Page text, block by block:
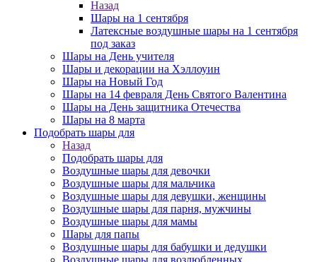
Назад
Шары на 1 сентября
Латексные воздушные шары на 1 сентября
под заказ
Шары на День учителя
Шары и декорации на Хэллоуин
Шары на Новый Год
Шары на 14 февраля День Святого Валентина
Шары на День защитника Отечества
Шары на 8 марта
Подобрать шары для
Назад
Подобрать шары для
Воздушные шары для девочки
Воздушные шары для мальчика
Воздушные шары для девушки, женщины
Воздушные шары для парня, мужчины
Воздушные шары для мамы
Шары для папы
Воздушные шары для бабушки и дедушки
Воздушные шары для возлюбленных